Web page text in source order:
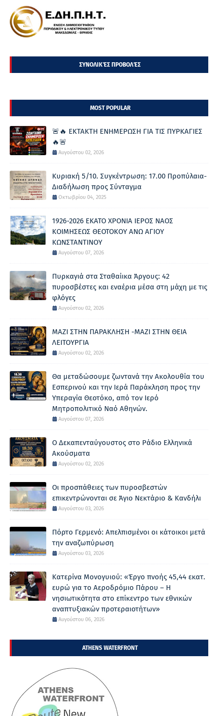
ΣΥΝΟΛΙΚΈΣ ΠΡΟΒΟΛΈΣ
MOST POPULAR
🚨🔥 ΕΚΤΑΚΤΗ ΕΝΗΜΕΡΩΣΗ ΓΙΑ ΤΙΣ ΠΥΡΚΑΓΙΕΣ
🔥🚨
Αυγούστου 02, 2026
Κυριακή 5/10. Συγκέντρωση: 17.00 Προπύλαια-
Διαδήλωση προς Σύνταγμα
Οκτωβρίου 04, 2025
1926-2026 ΕΚΑΤΟ ΧΡΟΝΙΑ ΙΕΡΟΣ ΝΑΟΣ
ΚΟΙΜΗΣΕΩΣ ΘΕΟΤΟΚΟΥ ΑΝΩ ΑΓΙΟΥ
ΚΩΝΣΤΑΝΤΙΝΟΥ
Αυγούστου 07, 2026
Πυρκαγιά στα Σταθαίικα Άργους: 42
πυροσβέστες και εναέρια μέσα στη μάχη με τις
φλόγες
Αυγούστου 02, 2026
ΜΑΖΙ ΣΤΗΝ ΠΑΡΑΚΛΗΣΗ -ΜΑΖΙ ΣΤΗΝ ΘΕΙΑ
ΛΕΙΤΟΥΡΓΙΑ
Αυγούστου 02, 2026
Θα μεταδώσουμε ζωντανά την Ακολουθία του
Εσπερινού και την Ιερά Παράκληση προς την
Υπεραγία Θεοτόκο, από τον Ιερό
Μητροπολιτικό Ναό Αθηνών.
Αυγούστου 07, 2026
Ο Δεκαπενταύγουστος στο Ράδιο Ελληνικά
Ακούσματα
Αυγούστου 02, 2026
Οι προσπάθειες των πυροσβεστών
επικεντρώνονται σε Άγιο Νεκτάριο & Κανδήλι
Αυγούστου 03, 2026
Πόρτο Γερμενό: Απελπισμένοι οι κάτοικοι μετά
την αναζωπύρωση
Αυγούστου 03, 2026
Κατερίνα Μονογυιού: «Έργο πνοής 45,44 εκατ.
ευρώ για το Αεροδρόμιο Πάρου – Η
νησιωτικότητα στο επίκεντρο των εθνικών
αναπτυξιακών προτεραιοτήτων»
Αυγούστου 06, 2026
ATHENS WATERFRONT